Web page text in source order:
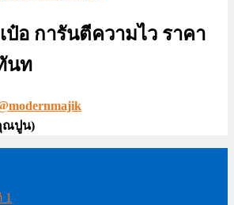
ป๋อ การันตีความไว ราคา
นท
ณปูน)
1